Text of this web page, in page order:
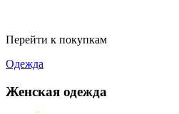
Перейти к покупкам
Одежда
Женская одежда